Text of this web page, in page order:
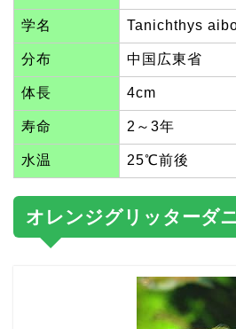
学名 Tanichthys
分布 中国広東省
体長 4cm
寿命 2～3年
水温 25℃前後
オレンジグリッターダ